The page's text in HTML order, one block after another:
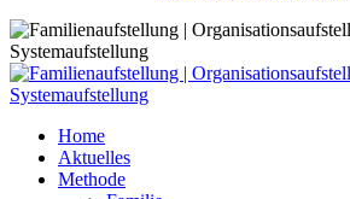
Home
Aktuelles
Methode